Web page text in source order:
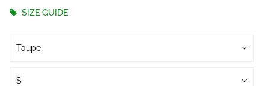
SIZE GUIDE
Taupe
S